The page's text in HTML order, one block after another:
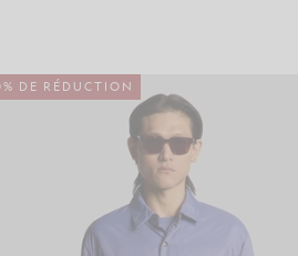
DE RÉDUCTION